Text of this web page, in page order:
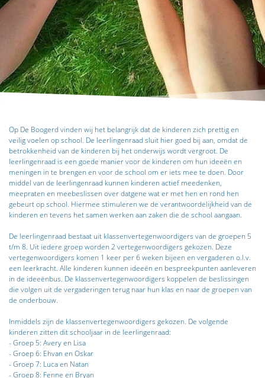
Op De Boogerd vinden wij het belangrijk dat de kinderen zich prettig en
veilig voelen op school. De leerlingenraad sluit hier goed bij aan, omdat de
betrokkenheid van de kinderen bij het onderwijs wordt vergroot. De
leerlingenraad is een goede manier voor de kinderen om hun ideeën en
meningen in te brengen en voor de school om er iets mee te doen. Door
middel van de leerlingenraad kunnen kinderen actief meedenken,
meepraten en meebeslissen over datgene wat er met hen en rond hen
gebeurt op school. Hiermee stimuleren we de verantwoordelijkheid van de
kinderen en tevens het samen werken aan zaken die de school aangaan.
De leerlingenraad bestaat uit klassenvertegenwoordigers van de groepen 5
t/m 8. Uit iedere groep worden 2 vertegenwoordigers gekozen. Deze
vertegenwoordigers komen 1 keer per 6 weken bijeen en vergaderen o.l.v.
een leerkracht. Alle kinderen kunnen ideeën en bespreekpunten aanleveren
in de ideeënbus. De klassenvertegenwoordigers koppelen de beslissingen
die volgen uit de vergaderingen terug naar hun klas en naar de groepen van
de onderbouw.
Inmiddels zijn de klassenvertegenwoordigers gekozen. De volgende
kinderen zitten dit schooljaar in de leerlingenraad:
- Groep 5: Avery en Lisa
- Groep 6: Ehvan en Oskar
- Groep 7: Luca en Natan
- Groep 8: Fenne en Bryan